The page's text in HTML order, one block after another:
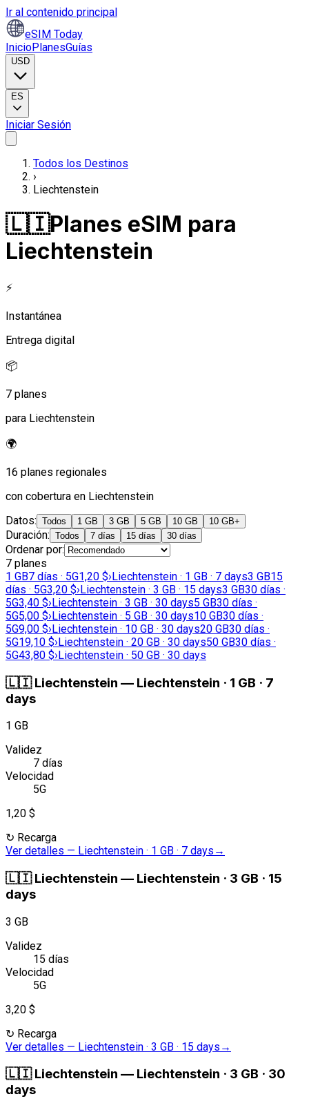
Ir al contenido principal
eSIM Today
InicioPlanesGuías
USD
ES
Iniciar Sesión
Todos los Destinos
›
Liechtenstein
🇱🇮Planes eSIM para
Liechtenstein
⚡
Instantánea
Entrega digital
📦
7 planes
para Liechtenstein
🌍
16 planes regionales
con cobertura en Liechtenstein
Datos: Todos 1 GB 3 GB 5 GB 10 GB 10 GB+
Duración: Todos 7 días 15 días 30 días
Ordenar por:
7 planes
1 GB7 días · 5G1,20 $›Liechtenstein · 1 GB · 7 days3 GB15
días · 5G3,20 $›Liechtenstein · 3 GB · 15 days3 GB30 días ·
5G3,40 $›Liechtenstein · 3 GB · 30 days5 GB30 días ·
5G5,00 $›Liechtenstein · 5 GB · 30 days10 GB30 días ·
5G9,00 $›Liechtenstein · 10 GB · 30 days20 GB30 días ·
5G19,10 $›Liechtenstein · 20 GB · 30 days50 GB30 días ·
5G43,80 $›Liechtenstein · 50 GB · 30 days
🇱🇮 Liechtenstein — Liechtenstein · 1 GB · 7
days
1 GB
Validez
7 días
Velocidad
5G
1,20 $
↻ Recarga
Ver detalles — Liechtenstein · 1 GB · 7 days →
🇱🇮 Liechtenstein — Liechtenstein · 3 GB · 15
days
3 GB
Validez
15 días
Velocidad
5G
3,20 $
↻ Recarga
Ver detalles — Liechtenstein · 3 GB · 15 days →
🇱🇮 Liechtenstein — Liechtenstein · 3 GB · 30
days